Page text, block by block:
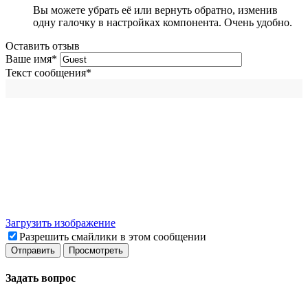
Вы можете убрать её или вернуть обратно, изменив
одну галочку в настройках компонента. Очень удобно.
Оставить отзыв
Ваше имя*
Текст сообщения*
Загрузить изображение
Разрешить смайлики в этом сообщении
Задать вопрос